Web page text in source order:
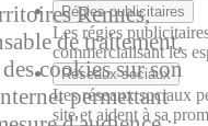
Régies publicitaires
Les régies
commercialisant les
Réseaux sociaux
Les réseaux sociaux
site et aident à sa
Rennes,
de traitement,
cookies sur son
permettant